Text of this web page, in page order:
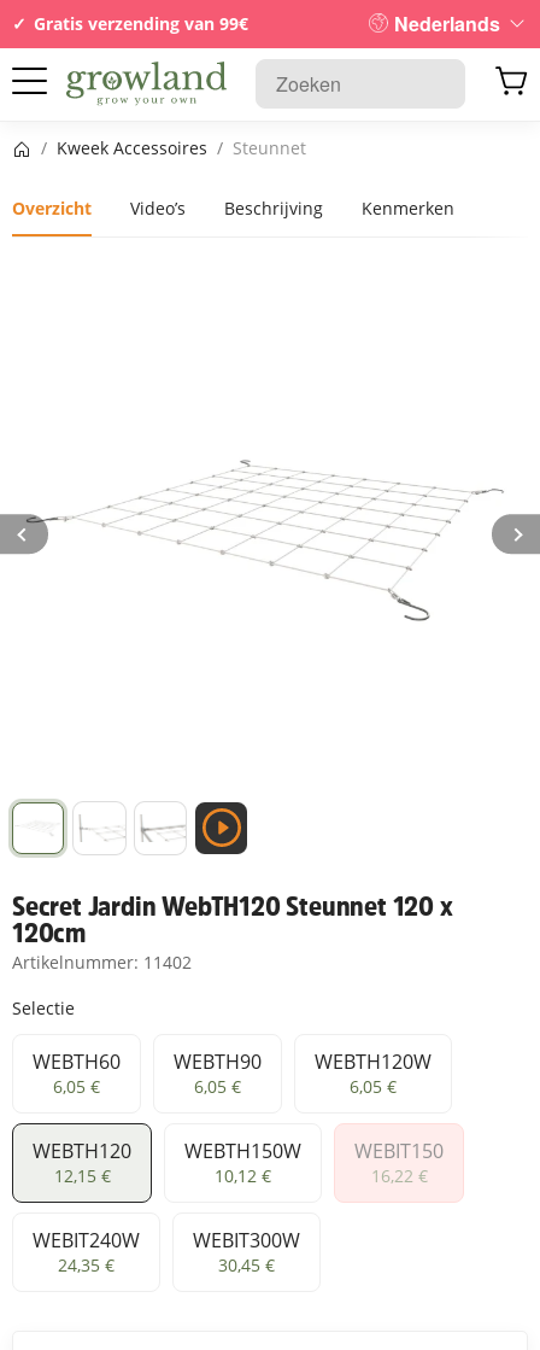
Gratis verzending van 99€ Nederlands
Startpagina
/ Kweek Accessoires / Steunnet
Overzicht Video’s Beschrijving Kenmerken
Secret Jardin WebTH120 Steunnet 120 x
120cm
Artikelnummer: 11402
Selectie
WEBTH60
WEBTH60
6,05 €
WEBTH90
WEBTH90
6,05 €
WEBTH120W
WEBTH120W
6,05 €
WEBTH120
WEBTH120
12,15 €
WEBTH150W
WEBTH150W
10,12 €
WEBIT150
WEBIT150
16,22 €
WEBIT240W
WEBIT240W
24,35 €
WEBIT300W
WEBIT300W
30,45 €